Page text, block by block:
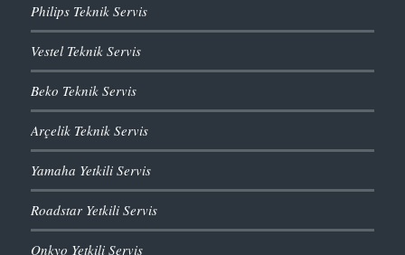
Philips Teknik Servis
Vestel Teknik Servis
Beko Teknik Servis
Arçelik Teknik Servis
Yamaha Yetkili Servis
Roadstar Yetkili Servis
Onkyo Yetkili Servis